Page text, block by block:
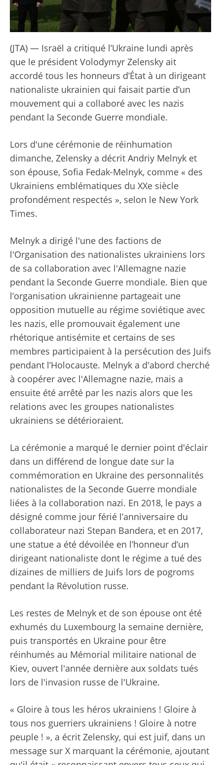
(JTA) — Israël a critiqué l’Ukraine lundi après
que le président Volodymyr Zelensky ait
accordé tous les honneurs d’État à un dirigeant
nationaliste ukrainien qui faisait partie d’un
mouvement qui a collaboré avec les nazis
pendant la Seconde Guerre mondiale.
Lors d'une cérémonie de réinhumation
dimanche, Zelensky a décrit Andriy Melnyk et
son épouse, Sofia Fedak-Melnyk, comme « des
Ukrainiens emblématiques du XXe siècle
profondément respectés », selon le New York
Times.
Melnyk a dirigé l'une des factions de
l'Organisation des nationalistes ukrainiens lors
de sa collaboration avec l'Allemagne nazie
pendant la Seconde Guerre mondiale. Bien que
l’organisation ukrainienne partageait une
opposition mutuelle au régime soviétique avec
les nazis, elle promouvait également une
rhétorique antisémite et certains de ses
membres participaient à la persécution des Juifs
pendant l’Holocauste. Melnyk a d'abord cherché
à coopérer avec l'Allemagne nazie, mais a
ensuite été arrêté par les nazis alors que les
relations avec les groupes nationalistes
ukrainiens se détérioraient.
La cérémonie a marqué le dernier point d'éclair
dans un différend de longue date sur la
commémoration en Ukraine des personnalités
nationalistes de la Seconde Guerre mondiale
liées à la collaboration nazi. En 2018, le pays a
désigné comme jour férié l’anniversaire du
collaborateur nazi Stepan Bandera, et en 2017,
une statue a été dévoilée en l’honneur d’un
dirigeant nationaliste dont le régime a tué des
dizaines de milliers de Juifs lors de pogroms
pendant la Révolution russe.
Les restes de Melnyk et de son épouse ont été
exhumés du Luxembourg la semaine dernière,
puis transportés en Ukraine pour être
réinhumés au Mémorial militaire national de
Kiev, ouvert l'année dernière aux soldats tués
lors de l'invasion russe de l'Ukraine.
« Gloire à tous les héros ukrainiens ! Gloire à
tous nos guerriers ukrainiens ! Gloire à notre
peuple ! », a écrit Zelensky, qui est juif, dans un
message sur X marquant la cérémonie, ajoutant